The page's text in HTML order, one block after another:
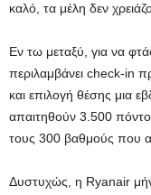
καλό, τα μέλη δεν
Εν τω μεταξύ, για να
περιλαμβάνει check-in
και επιλογή θέσης μια
απαιτηθούν 3.500
τους 300 βαθμούς που
Δυστυχώς, η Ryanair